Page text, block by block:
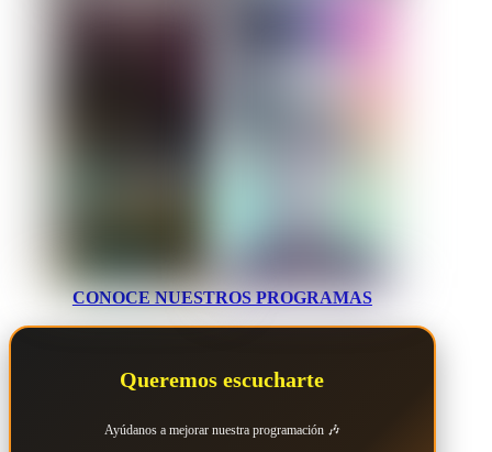
CONOCE NUESTROS PROGRAMAS
Queremos escucharte
Ayúdanos a mejorar nuestra programación 🎶